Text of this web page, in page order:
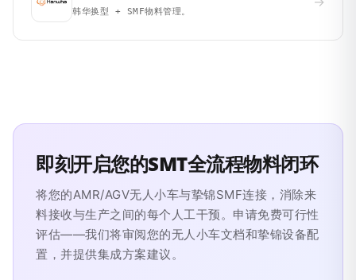
韩华换型 + SMF物料管理。
即刻开启您的SMT全流程物料闭环
将您的AMR/AGV无人小车与挚锦SMF连接，消除来
料接收与生产之间的每个人工干预。申请免费可行性
评估——我们将审阅您的无人小车文档和挚锦设备配
置，并提供集成方案建议。